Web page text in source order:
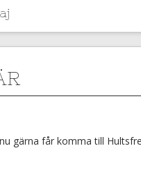
gärna får komma till